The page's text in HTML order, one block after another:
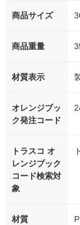
商品サイズ
商品重量
材質表示
オレンジブッ
ク発注コード
トラスコ オ
レンジブック
コード検索対
象
材質